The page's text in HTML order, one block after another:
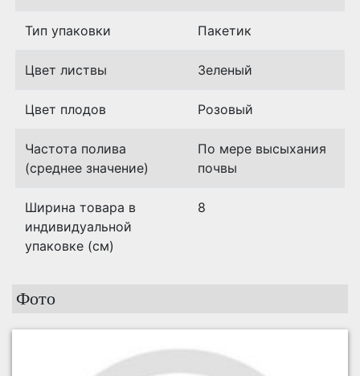
Тип упаковки Пакетик
Цвет листвы Зеленый
Цвет плодов Розовый
Частота полива
(среднее значение)
По мере высыхания
почвы
Ширина товара в
индивидуальной
упаковке (см)
8
Фото